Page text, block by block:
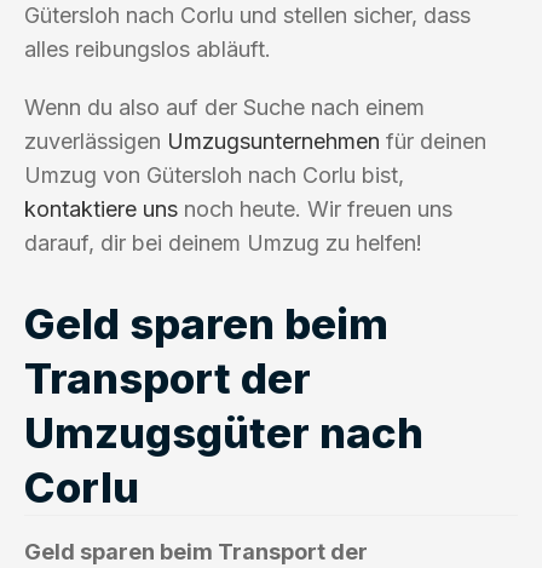
Gütersloh nach Corlu und stellen sicher, dass
alles reibungslos abläuft.
Wenn du also auf der Suche nach einem
zuverlässigen Umzugsunternehmen für deinen
Umzug von Gütersloh nach Corlu bist,
kontaktiere uns noch heute. Wir freuen uns
darauf, dir bei deinem Umzug zu helfen!
Geld sparen beim
Transport der
Umzugsgüter nach
Corlu
Geld sparen beim Transport der